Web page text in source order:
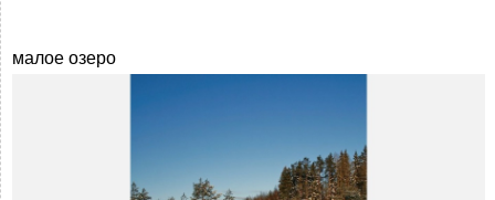
малое озеро